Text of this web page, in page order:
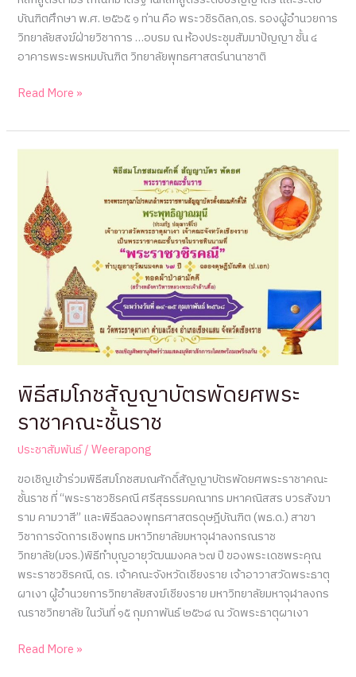
บัณฑิตศึกษา พ.ศ. ๒๕๖๕ ๑ ท่าน คือ พระวชิรดิลก,ดร. รองผู้อำนวยการ
วิทยาลัยสงฆ์ฝ่ายวิชาการ …อบรม ณ ห้องประชุมสัมมาปัญญา ชั้น ๔
อาคารพระพรหมบัณฑิต วิทยาลัยพุทธศาสตร์นานาชาติ
ขอ
ความ
ยินดี
บุคลากร
วิทยาลัย
สงฆ์
เชียงราย
ทะเบียน
ผู้
ประเมิน
การ
ศึกษา
ภายใน
ระดับ
หลักสูตร
Read More »
พิธีสมโภชสัญญาบัตรพัดยศพระ
ราชาคณะชั้นราช
ประชาสัมพันธ์/Weerapong
ขอเชิญเข้าร่วมพิธีสมโภชสมณศักดิ์สัญญาบัตรพัดยศพระราชาคณะ
ชั้นราช ที่ “พระราชวชิรคณี ศรีสุธรรมคณาทร มหาคณิสสร บวรสังฆา
ราม คามวาสี” และพิธีฉลองพุทธศาสตรดุษฎีบัณฑิต (พธ.ด.) สาขา
วิชาการจัดการเชิงพุทธ มหาวิทยาลัยมหาจุฬาลงกรณราช
วิทยาลัย(มจร.)พิธีทำบุญอายุวัฒนมงคล ๖๗ ปี ของพระเดชพระคุณ
พระราชวชิรคณี, ดร. เจ้าคณะจังหวัดเชียงราย เจ้าอาวาสวัดพระธาตุ
ผาเงา ผู้อำนวยการวิทยาลัยสงฆ์เชียงราย มหาวิทยาลัยมหาจุฬาลงกร
ณราชวิทยาลัย ในวันที่ ๑๕ กุมภาพันธ์ ๒๕๖๘ ณ วัดพระธาตุผาเงา
พิธี
Read More »